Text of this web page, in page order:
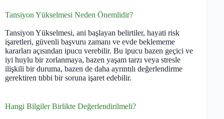
Tansiyon Yükselmesi Neden Önemlidir?
Tansiyon Yükselmesi, ani başlayan belirtiler, hayati risk
işaretleri, güvenli başvuru zamanı ve evde beklememe
kararları açısından ipucu verebilir. Bu ipucu bazen geçici ve
iyi huylu bir zorlanmaya, bazen yaşam tarzı veya stresle
ilişkili bir duruma, bazen de daha ayrıntılı değerlendirme
gerektiren tıbbi bir soruna işaret edebilir.
Hangi Bilgiler Birlikte Değerlendirilmeli?